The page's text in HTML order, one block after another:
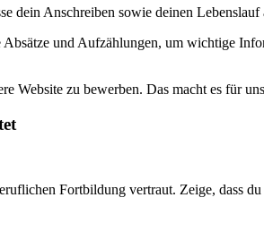
dein Anschreiben sowie deinen
und Aufzählungen, um wichtige
Website zu bewerben. Das macht es für
Fortbildung vertraut. Zeige, dass